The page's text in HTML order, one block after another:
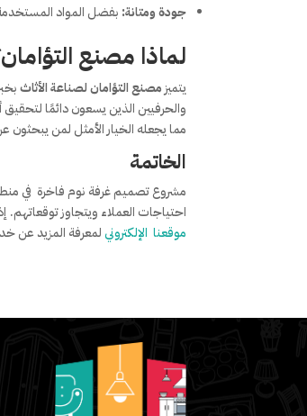
جودة ومتانة: بفضل المواد
لماذا مصنع
يتميزمصنع التؤامان لصناعة الأثاث
والحرفيين الذين يسعون دائمًا
مما يجعله الخيار الأمثل لمن
الخاتمة
مشروع تصميم غرفة نوم فاخرة في
احتياجات العملاء ويتجاوز
موقعنا الإلكترونيلمعرفة المزيد عن